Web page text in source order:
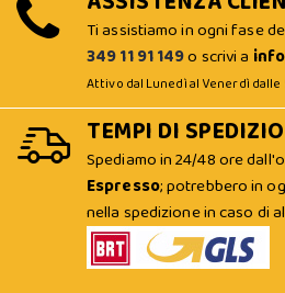
Ti assistiamo in ogni fase
349 11 91 149o scrivi a
Attivo dal Lunedì al Venerdì dalle
TEMPI DI
Spediamo in 24/48 ore
Espresso; potrebbero in
nella spedizione in caso di